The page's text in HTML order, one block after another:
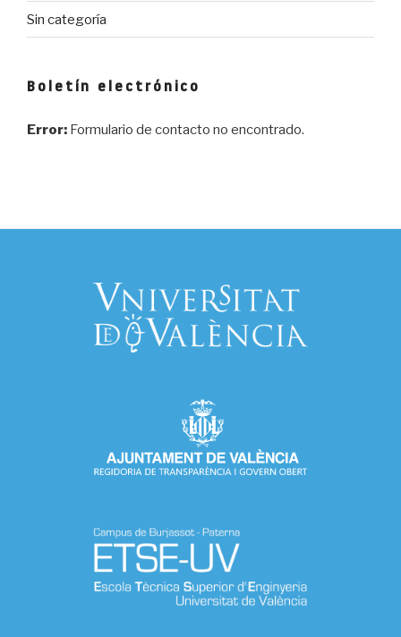
Sin categoría
Boletín electrónico
Error: Formulario de contacto no encontrado.